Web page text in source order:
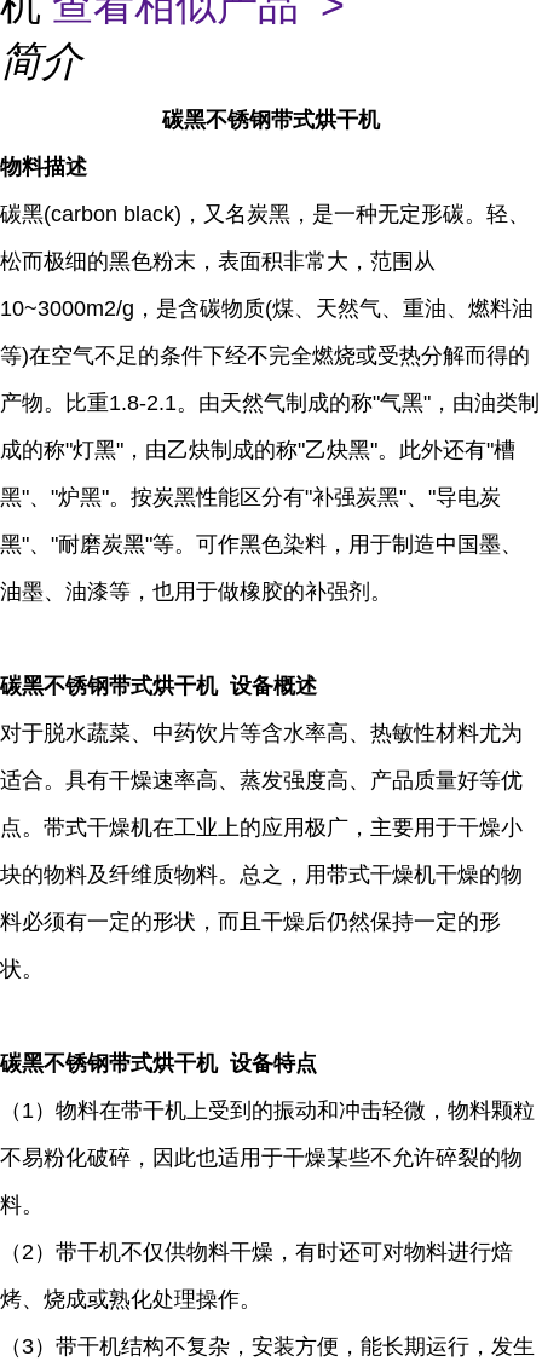
简介
碳黑不锈钢带式烘干机
物料描述
碳黑(carbon black)，又名炭黑，是一种无定形碳。轻、
松而极细的黑色粉末，表面积非常大，范围从
10~3000m2/g，是含碳物质(煤、天然气、重油、燃料油
等)在空气不足的条件下经不完全燃烧或受热分解而得的
产物。比重1.8-2.1。由天然气制成的称"气黑"，由油类制
成的称"灯黑"，由乙炔制成的称"乙炔黑"。此外还有"槽
黑"、"炉黑"。按炭黑性能区分有"补强炭黑"、"导电炭
黑"、"耐磨炭黑"等。可作黑色染料，用于制造中国墨、
油墨、油漆等，也用于做橡胶的补强剂。
碳黑不锈钢带式烘干机 设备概述
对于脱水蔬菜、中药饮片等含水率高、热敏性材料尤为
适合。具有干燥速率高、蒸发强度高、产品质量好等优
点。带式干燥机在工业上的应用极广，主要用于干燥小
块的物料及纤维质物料。总之，用带式干燥机干燥的物
料必须有一定的形状，而且干燥后仍然保持一定的形
状。
碳黑不锈钢带式烘干机 设备特点
（1）物料在带干机上受到的振动和冲击轻微，物料颗粒
不易粉化破碎，因此也适用于干燥某些不允许碎裂的物
料。
（2）带干机不仅供物料干燥，有时还可对物料进行焙
烤、烧成或熟化处理操作。
（3）带干机结构不复杂，安装方便，能长期运行，发生